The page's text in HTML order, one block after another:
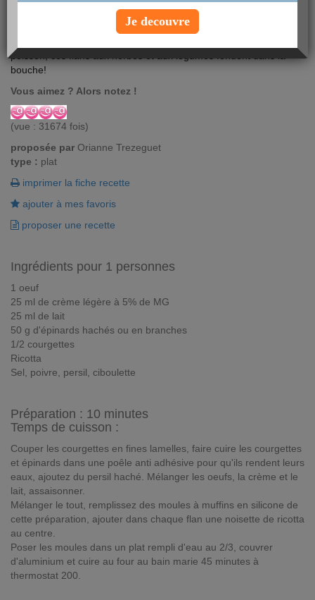
poisson, ces flans aux herbes et aux légumes fondent dans la
bouche!
Vous aimez ? Alors notez !
(vue : 31674 fois)
proposée par Orianne Trezeguet
type : plat
imprimer la fiche recette
ajouter à mes favoris
proposer une recette
Ingrédients pour 1 personnes
1 oeuf
25 ml de crème légère à 5% de MG
25 ml de lait
50 g d'épinards hachés ou en branches
1/2 courgettes
Ricotta
Sel, poivre, persil, ciboulette
Préparation : 10 minutes
Temps de cuisson :
Couper les courgettes en fines lamelles, faire cuire les courgettes
et épinards dans une poêle anti adhésive pour qu'ils rendent leurs
eaux, ajoutez du persil haché. Mélanger les oeufs, la crème et le
lait, assaisonner.
Mélanger le tout, remplissez des moules à muffins en silicone de
cette préparation, ajouter dans chaque flan une noisette de ricotta
au centre.
Poser les moules dans un plat rempli d'eau au 2/3, couvrer
d'aluminium et cuire au four au bain marie 45 minutes à
thermostat 200.
Je decouvre